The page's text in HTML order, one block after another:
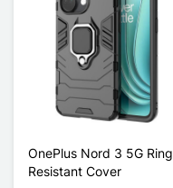
OnePlus Nord 3 5G Ring
Resistant Cover